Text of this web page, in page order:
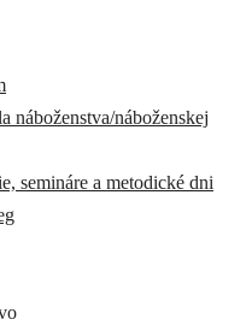
náboženstva/náboženskej
semináre a metodické dni